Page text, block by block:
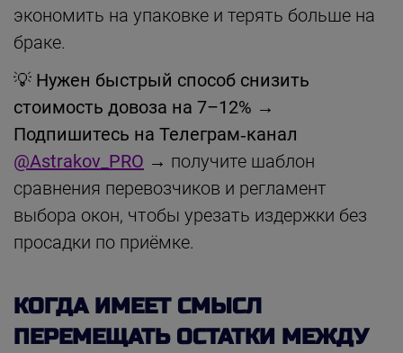
экономить на упаковке и терять больше на
браке.
💡 Нужен быстрый способ снизить
стоимость довоза на 7–12% →
Подпишитесь на Телеграм‑канал
@Astrakov_PRO → получите шаблон
сравнения перевозчиков и регламент
выбора окон, чтобы урезать издержки без
просадки по приёмке.
КОГДА ИМЕЕТ СМЫСЛ
ПЕРЕМЕЩАТЬ ОСТАТКИ МЕЖДУ